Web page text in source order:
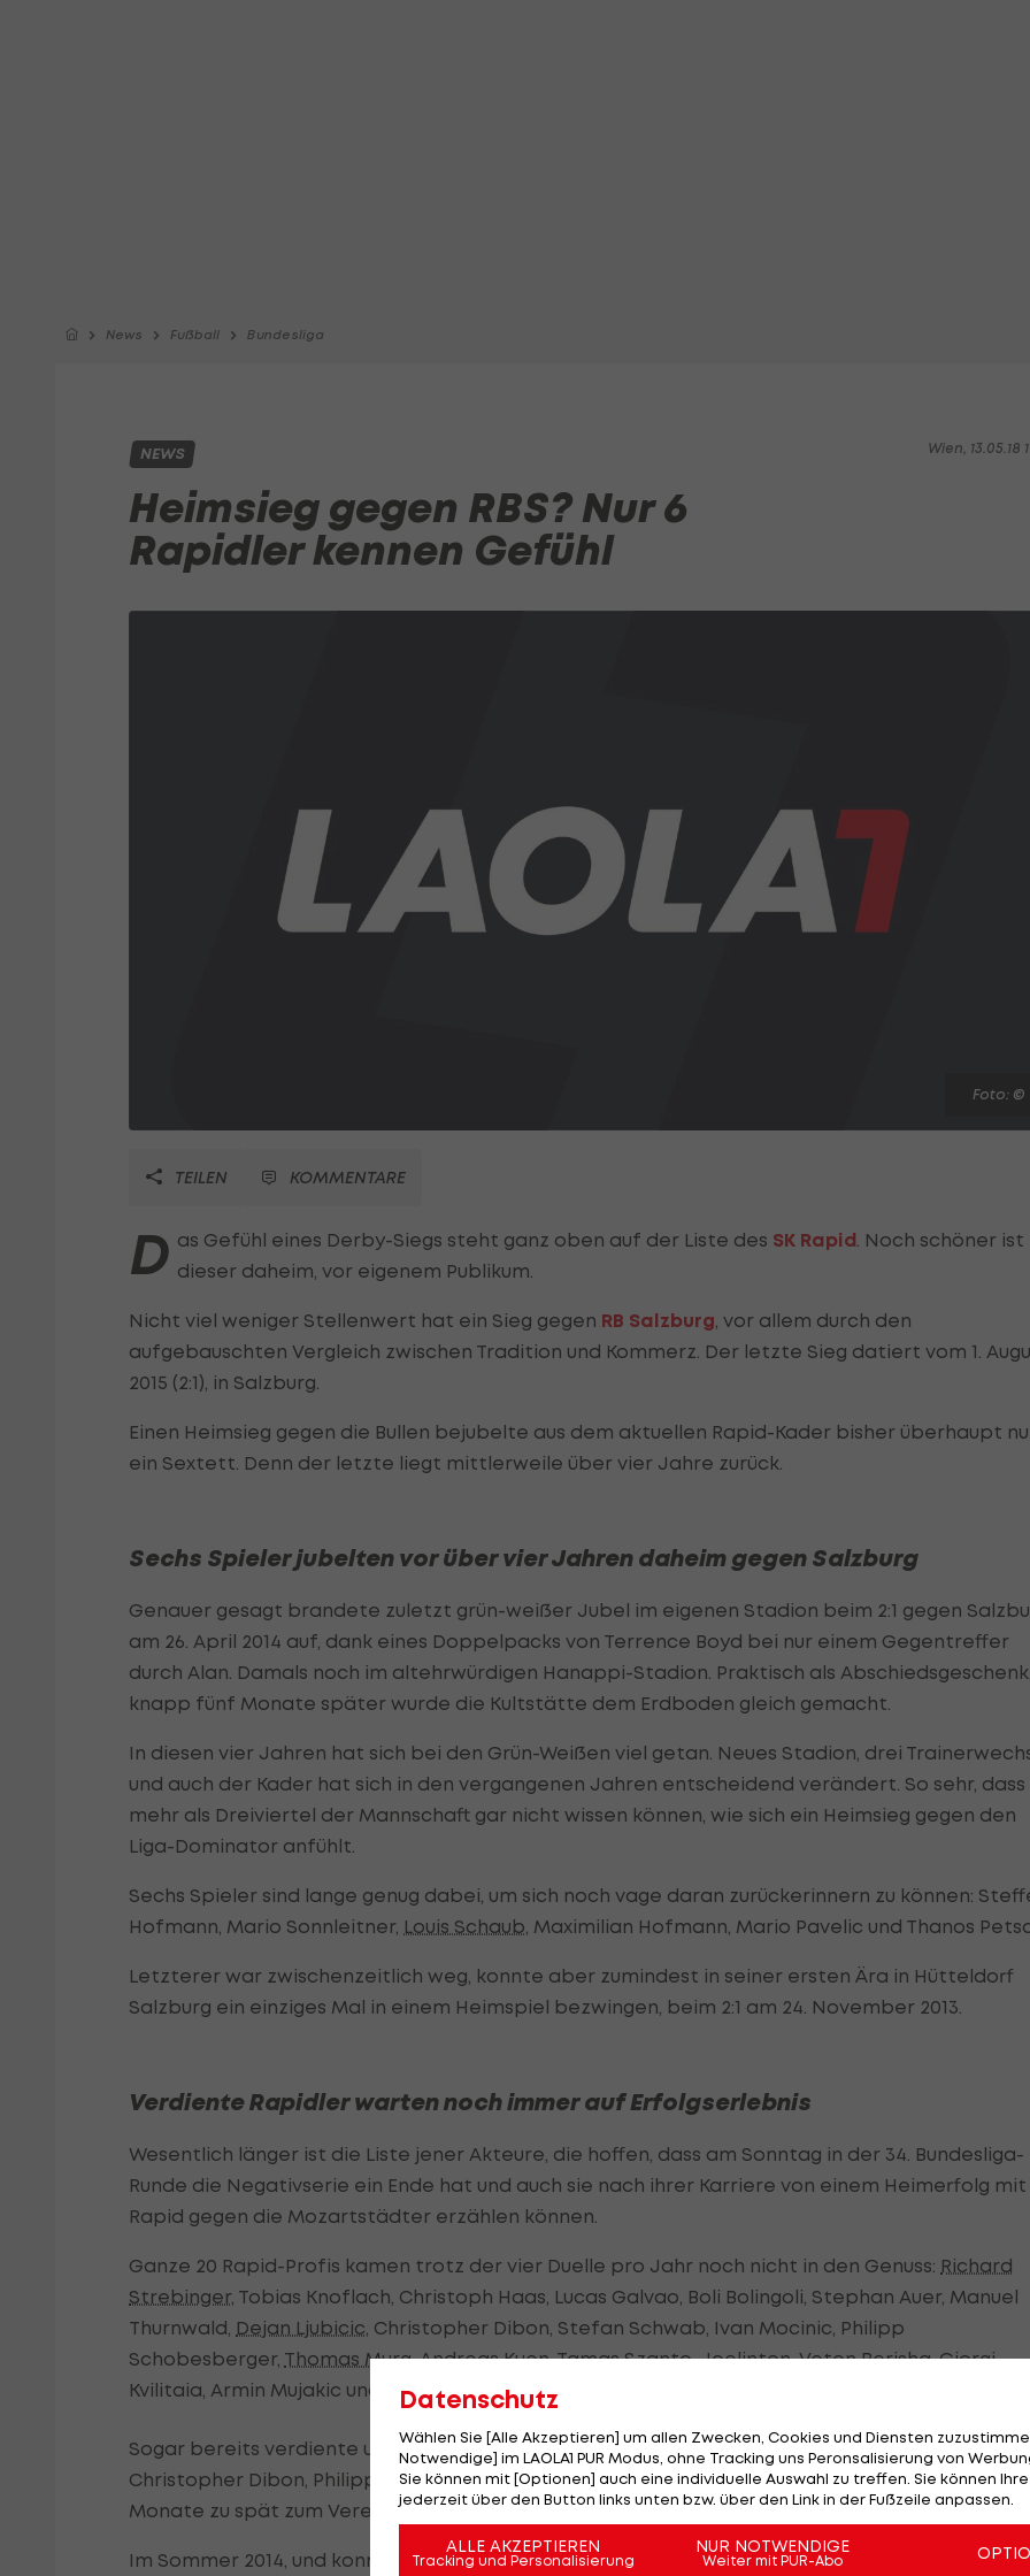
News Fußball Bundesliga
Wien, 13.05.18
NEWS
Heimsieg gegen RBS? Nur 6
Rapidler kennen Gefühl
Foto: ©
TEILEN KOMMENTARE
D as Gefühl eines Derby-Siegs steht ganz oben auf der Liste des SK Rapid. Noch schöner ist
dieser daheim, vor eigenem Publikum.
Nicht viel weniger Stellenwert hat ein Sieg gegen RB Salzburg, vor allem durch den
aufgebauschten Vergleich zwischen Tradition und Kommerz. Der letzte Sieg datiert vom 1.
2015 (2:1), in Salzburg.
Einen Heimsieg gegen die Bullen bejubelte aus dem aktuellen Rapid-Kader bisher überhaupt
ein Sextett. Denn der letzte liegt mittlerweile über vier Jahre zurück.
Sechs Spieler jubelten vor über vier Jahren daheim gegen Salzburg
Genauer gesagt brandete zuletzt grün-weißer Jubel im eigenen Stadion beim 2:1 gegen
am 26. April 2014 auf, dank eines Doppelpacks von Terrence Boyd bei nur einem Gegentreffer
durch Alan. Damals noch im altehrwürdigen Hanappi-Stadion. Praktisch als
knapp fünf Monate später wurde die Kultstätte dem Erdboden gleich gemacht.
In diesen vier Jahren hat sich bei den Grün-Weißen viel getan. Neues Stadion, drei
und auch der Kader hat sich in den vergangenen Jahren entscheidend verändert. So sehr, dass
mehr als Dreiviertel der Mannschaft gar nicht wissen können, wie sich ein Heimsieg gegen den
Liga-Dominator anfühlt.
Sechs Spieler sind lange genug dabei, um sich noch vage daran zurückerinnern zu können:
Hofmann, Mario Sonnleitner, Louis Schaub, Maximilian Hofmann, Mario Pavelic und Thanos
Letzterer war zwischenzeitlich weg, konnte aber zumindest in seiner ersten Ära in Hütteldorf
Salzburg ein einziges Mal in einem Heimspiel bezwingen, beim 2:1 am 24. November 2013.
Verdiente Rapidler warten noch immer auf Erfolgserlebnis
Wesentlich länger ist die Liste jener Akteure, die hoffen, dass am Sonntag in der 34. Bundesliga-
Runde die Negativserie ein Ende hat und auch sie nach ihrer Karriere von einem Heimerfolg mit
Rapid gegen die Mozartstädter erzählen können.
Ganze 20 Rapid-Profis kamen trotz der vier Duelle pro Jahr noch nicht in den Genuss: Richard
Strebinger, Tobias Knoflach, Christoph Haas, Lucas Galvao, Boli Bolingoli, Stephan Auer, Manuel
Thurnwald, Dejan Ljubicic, Christopher Dibon, Stefan Schwab, Ivan Mocinic, Philipp
Schobesberger, Thomas Murg, Andreas Kuen, Tamas Szanto, Joelinton, Veton Berisha, Giorgi
Kvilitaia, Armin Mujakic und Kelvin Arase.
Sogar bereits verdiente und erfahrene Rapid-Spieler wie Neo-Kapitän Schwab, sein Co-
Christopher Dibon, Philipp Schobesberger oder auch Tobias Knoflach kamen erst wenige
Monate zu spät zum Verein.
Im Sommer 2014, und konnten trotz vierjähriger Vereinszugehörigkeit noch kein Erfolgserlebnis
Datenschutz
Wählen Sie [Alle Akzeptieren] um allen Zwecken, Cookies und Diensten
Notwendige] im LAOLA1 PUR Modus, ohne Tracking uns Peronsalisierung von
Sie können mit [Optionen] auch eine individuelle Auswahl zu treffen. Sie können
jederzeit über den Button links unten bzw. über den Link in der Fußzeile anpassen.
ALLE AKZEPTIEREN
Tracking und Personalisierung
NUR NOTWENDIGE
Weiter mit PUR-Abo